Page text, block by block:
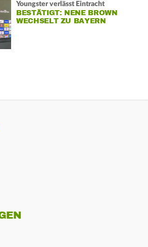
Youngster verlässt Eintracht
BESTÄTIGT: NENE BROWN
WECHSELT ZU BAYERN